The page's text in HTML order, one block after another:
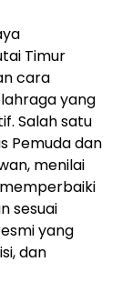
Timur
cara
yang
Salah satu
Pemuda dan
menilai
sesuai
yang
dan